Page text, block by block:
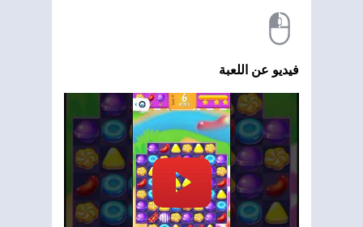
فيديو عن اللعبة